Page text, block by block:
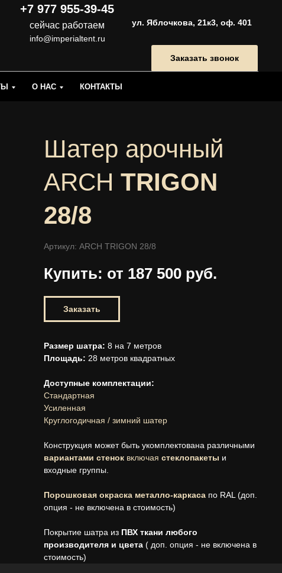
+7 977 955-39-45
сейчас работаем
info@imperialtent.ru
ул. Яблочкова, 21к3, оф. 401
Заказать звонок
О НАС КОНТАКТЫ
Шатер арочный
ARCH TRIGON
28/8
Артикул: ARCH TRIGON 28/8
Купить: от 187 500 руб.
Заказать
Размер шатра: 8 на 7 метров
Площадь: 28 метров квадратных
Доступные комплектации:
Стандартная
Усиленная
Круглогодичная / зимний шатер
Конструкция может быть укомплектована различными
вариантами стенок включая стеклопакеты и
входные группы.
Порошковая окраска металло-каркаса по RAL (доп.
опция - не включена в стоимость)
Покрытие шатра из ПВХ ткани любого
производителя и цвета ( доп. опция - не включена в
стоимость)